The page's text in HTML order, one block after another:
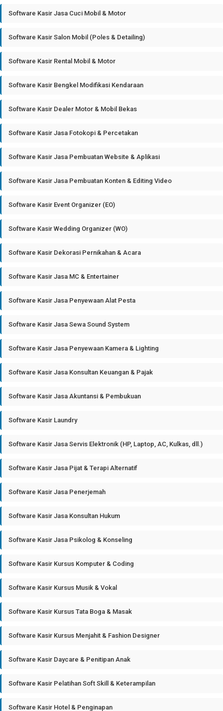
Software Kasir Jasa Cuci Mobil & Motor
Software Kasir Salon Mobil (Poles & Detailing)
Software Kasir Rental Mobil & Motor
Software Kasir Bengkel Modifikasi Kendaraan
Software Kasir Dealer Motor & Mobil Bekas
Software Kasir Jasa Fotokopi & Percetakan
Software Kasir Jasa Pembuatan Website & Aplikasi
Software Kasir Jasa Pembuatan Konten & Editing Video
Software Kasir Event Organizer (EO)
Software Kasir Wedding Organizer (WO)
Software Kasir Dekorasi Pernikahan & Acara
Software Kasir Jasa MC & Entertainer
Software Kasir Jasa Penyewaan Alat Pesta
Software Kasir Jasa Sewa Sound System
Software Kasir Jasa Penyewaan Kamera & Lighting
Software Kasir Jasa Konsultan Keuangan & Pajak
Software Kasir Jasa Akuntansi & Pembukuan
Software Kasir Laundry
Software Kasir Jasa Servis Elektronik (HP, Laptop, AC, Kulkas, dll.)
Software Kasir Jasa Pijat & Terapi Alternatif
Software Kasir Jasa Penerjemah
Software Kasir Jasa Konsultan Hukum
Software Kasir Jasa Psikolog & Konseling
Software Kasir Kursus Komputer & Coding
Software Kasir Kursus Musik & Vokal
Software Kasir Kursus Tata Boga & Masak
Software Kasir Kursus Menjahit & Fashion Designer
Software Kasir Daycare & Penitipan Anak
Software Kasir Pelatihan Soft Skill & Keterampilan
Software Kasir Hotel & Penginapan